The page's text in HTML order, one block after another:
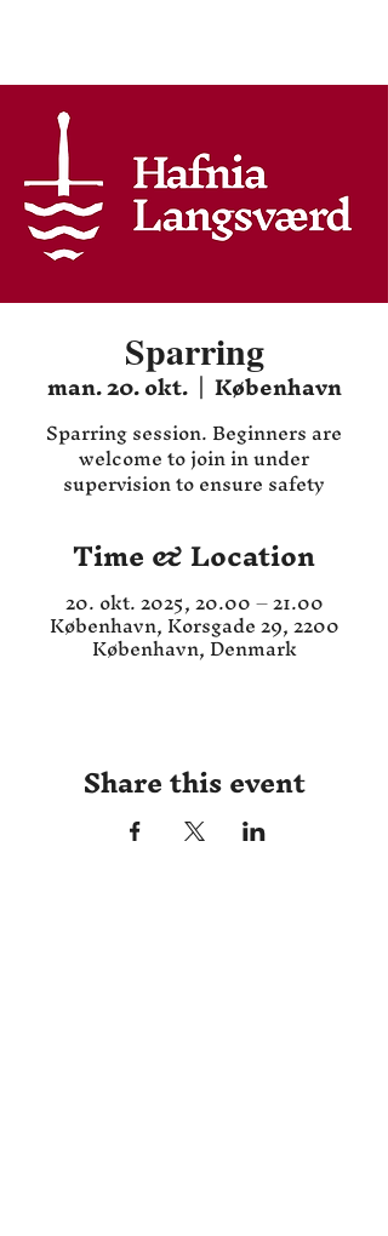
Sparring
man. 20. okt.
  |
København
Sparring session. Beginners are
welcome to join in under
supervision to ensure safety
Time & Location
20. okt. 2025, 20.00 – 21.00
København, Korsgade 29, 2200
København, Denmark
Share this event